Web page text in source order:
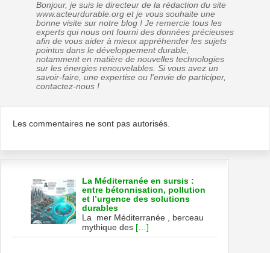
Bonjour, je suis le directeur de la rédaction du site
www.acteurdurable.org et je vous souhaite une
bonne visite sur notre blog ! Je remercie tous les
experts qui nous ont fourni des données précieuses
afin de vous aider à mieux appréhender les sujets
pointus dans le développement durable,
notamment en matière de nouvelles technologies
sur les énergies renouvelables. Si vous avez un
savoir-faire, une expertise ou l'envie de participer,
contactez-nous !
Les commentaires ne sont pas autorisés.
La Méditerranée en sursis :
entre bétonnisation, pollution
et l’urgence des solutions
durables
La mer Méditerranée , berceau
mythique des […]